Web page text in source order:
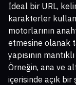
İdeal bir URL,
karakterler
motorlarının
etmesine olanak
yapısının
Örneğin, ana ve
içerisinde açık